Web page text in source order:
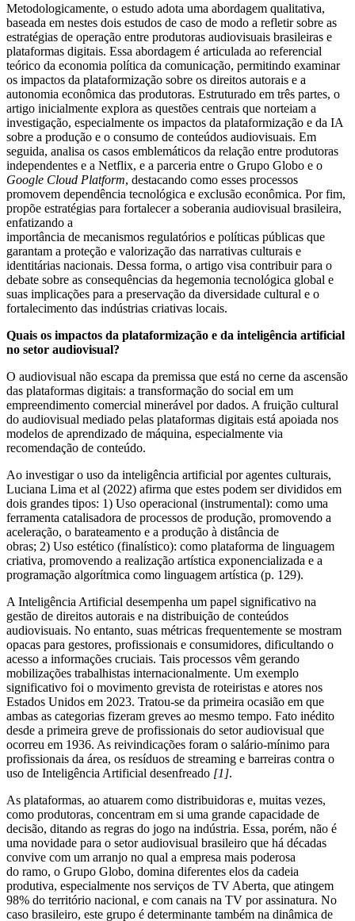
Metodologicamente, o estudo adota uma abordagem qualitativa,
baseada em nestes dois estudos de caso de modo a refletir sobre as
estratégias de operação entre produtoras audiovisuais brasileiras e
plataformas digitais. Essa abordagem é articulada ao referencial
teórico da economia política da comunicação, permitindo examinar
os impactos da plataformização sobre os direitos autorais e a
autonomia econômica das produtoras. Estruturado em três partes, o
artigo inicialmente explora as questões centrais que norteiam a
investigação, especialmente os impactos da plataformização e da IA
sobre a produção e o consumo de conteúdos audiovisuais. Em
seguida, analisa os casos emblemáticos da relação entre produtoras
independentes e a Netflix, e a parceria entre o Grupo Globo e o
Google Cloud Platform, destacando como esses processos
promovem dependência tecnológica e exclusão econômica. Por fim,
propõe estratégias para fortalecer a soberania audiovisual brasileira,
enfatizando a
importância de mecanismos regulatórios e políticas públicas que
garantam a proteção e valorização das narrativas culturais e
identitárias nacionais. Dessa forma, o artigo visa contribuir para o
debate sobre as consequências da hegemonia tecnológica global e
suas implicações para a preservação da diversidade cultural e o
fortalecimento das indústrias criativas locais.
Quais os impactos da plataformização e da inteligência artificial
no setor audiovisual?
O audiovisual não escapa da premissa que está no cerne da ascensão
das plataformas digitais: a transformação do social em um
empreendimento comercial minerável por dados. A fruição cultural
do audiovisual mediado pelas plataformas digitais está apoiada nos
modelos de aprendizado de máquina, especialmente via
recomendação de conteúdo.
Ao investigar o uso da inteligência artificial por agentes culturais,
Luciana Lima et al (2022) afirma que estes podem ser divididos em
dois grandes tipos: 1) Uso operacional (instrumental): como uma
ferramenta catalisadora de processos de produção, promovendo a
aceleração, o barateamento e a produção à distância de
obras; 2) Uso estético (finalístico): como plataforma de linguagem
criativa, promovendo a realização artística exponencializada e a
programação algorítmica como linguagem artística (p. 129).
A Inteligência Artificial desempenha um papel significativo na
gestão de direitos autorais e na distribuição de conteúdos
audiovisuais. No entanto, suas métricas frequentemente se mostram
opacas para gestores, profissionais e consumidores, dificultando o
acesso a informações cruciais. Tais processos vêm gerando
mobilizações trabalhistas internacionalmente. Um exemplo
significativo foi o movimento grevista de roteiristas e atores nos
Estados Unidos em 2023. Tratou-se da primeira ocasião em que
ambas as categorias fizeram greves ao mesmo tempo. Fato inédito
desde a primeira greve de profissionais do setor audiovisual que
ocorreu em 1936. As reivindicações foram o salário-mínimo para
profissionais da área, os resíduos de streaming e barreiras contra o
uso de Inteligência Artificial desenfreado [1].
As plataformas, ao atuarem como distribuidoras e, muitas vezes,
como produtoras, concentram em si uma grande capacidade de
decisão, ditando as regras do jogo na indústria. Essa, porém, não é
uma novidade para o setor audiovisual brasileiro que há décadas
convive com um arranjo no qual a empresa mais poderosa
do ramo, o Grupo Globo, domina diferentes elos da cadeia
produtiva, especialmente nos serviços de TV Aberta, que atingem
98% do território nacional, e com canais na TV por assinatura. No
caso brasileiro, este grupo é determinante também na dinâmica de